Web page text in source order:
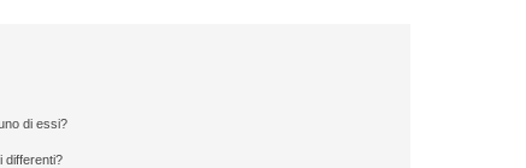
di essi?
differenti?